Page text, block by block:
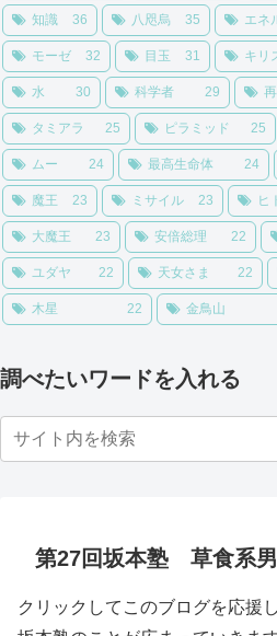
知識 36 八咫烏 35 エネ
モーゼ 32 目玉 31 キリ
水 30 科学者 29
タミアラ 25 ピラミッド 25
ムー 24 最高生命体 24
魔王 23 ミサイル 23 ヒ
大魔王 23 安倍総理 22
ユダヤ 22 天女さま 22
木星 22 金鳥山
調べたいワードを入れる
第27回坂本塾 草食系
クリックしてこのブログを応援